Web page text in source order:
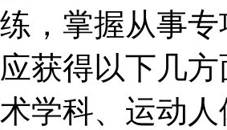
练，掌握从
获得以下几
学科、运动